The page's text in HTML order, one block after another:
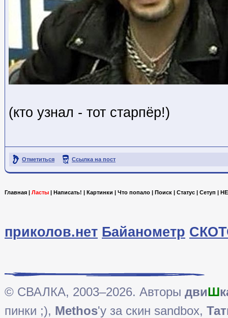
(кто узнал - тот старпёр!)
Отметиться Ссылка на пост
Главная | Ласты | Написать! | Картинки | Что попало | Поиск | Статус | Сетуп |
приколов.нет Байанометр
© СВАЛКА, 2003–2026. Авторы двиШ
пинки ;), Methos'у за скин sandbox,